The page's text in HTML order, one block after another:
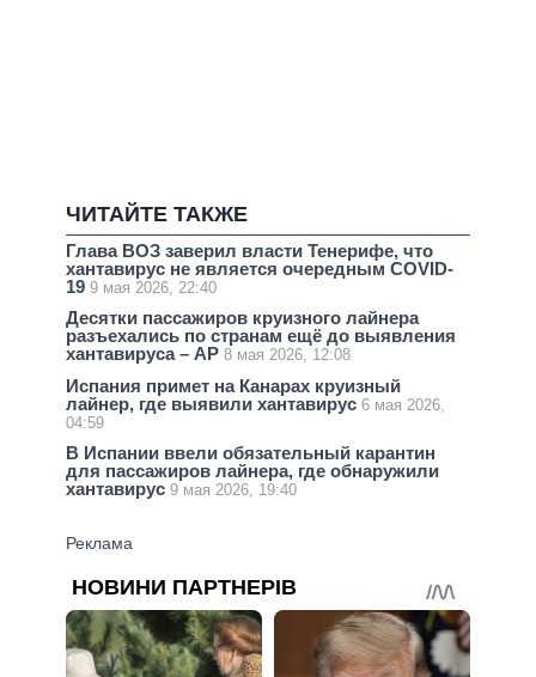
ЧИТАЙТЕ ТАКЖЕ
Глава ВОЗ заверил власти Тенерифе, что
хантавирус не является очередным COVID-
19 9 мая 2026, 22:40
Десятки пассажиров круизного лайнера
разъехались по странам ещё до выявления
хантавируса – AP 8 мая 2026, 12:08
Испания примет на Канарах круизный
лайнер, где выявили хантавирус 6 мая 2026,
04:59
В Испании ввели обязательный карантин
для пассажиров лайнера, где обнаружили
хантавирус 9 мая 2026, 19:40